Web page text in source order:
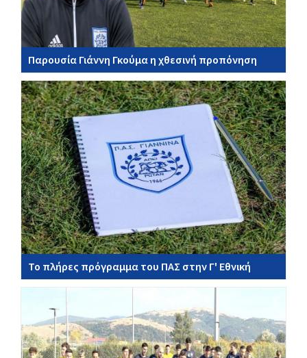
Παρουσία Γιάννη Γκούμα η χθεσινή προπόνηση
Το πλήρες πρόγραμμα του ΠΑΣ στην Γ' Εθνική